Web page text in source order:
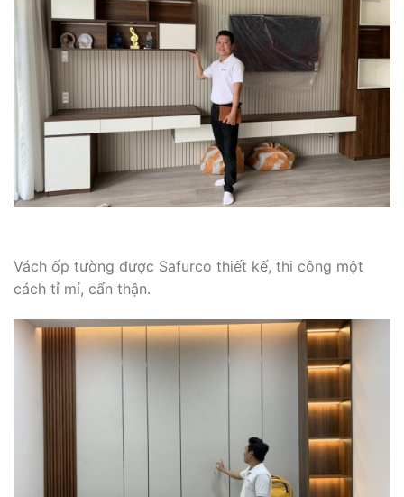
Vách ốp tường được Safurco thiết kế, thi công một
cách tỉ mỉ, cẩn thận.